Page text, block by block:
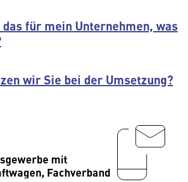
für mein Unternehmen, was
wir Sie bei der Umsetzung?
mit
Fachverband